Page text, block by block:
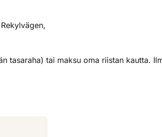
tasaraha) tai maksu oma riistan kautta.